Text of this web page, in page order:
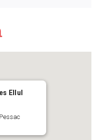
Ellul